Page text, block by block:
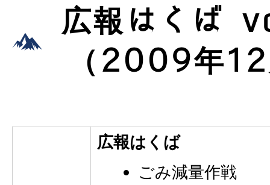
広報はくば
（2009年
広報はくば
ごみ減量作戦